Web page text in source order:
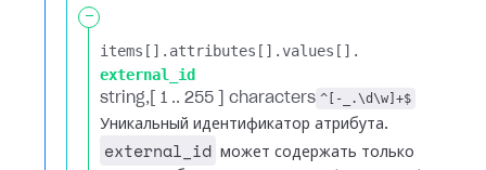
-
items[].​ attributes[].​values[].​
external_id
string [ 1 .. 255 ] characters ^[-_.\d\w]+$
Уникальный идентификатор атрибута.
external_id может содержать только